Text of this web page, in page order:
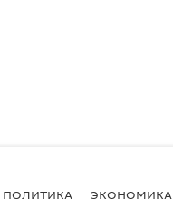
ПОЛИТИКА ЭКОНОМИКА